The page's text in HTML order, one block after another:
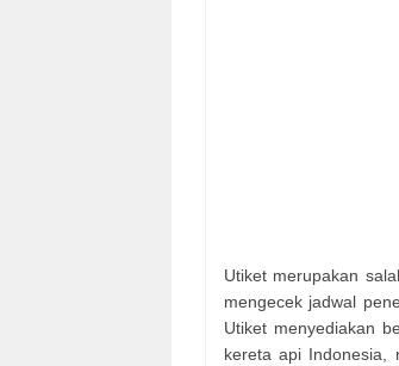
Utiket merupakan
mengecek jadwal
Utiket menyediakan
kereta api Indonesia,